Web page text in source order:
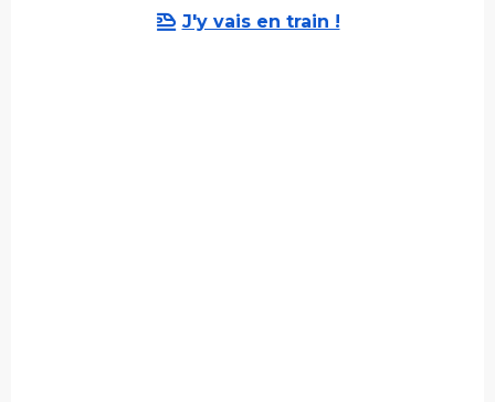
J'y vais en train !